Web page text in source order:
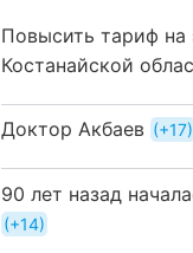
Повысить тариф
Костанайской
Доктор Акбаев +17
90 лет назад
+14